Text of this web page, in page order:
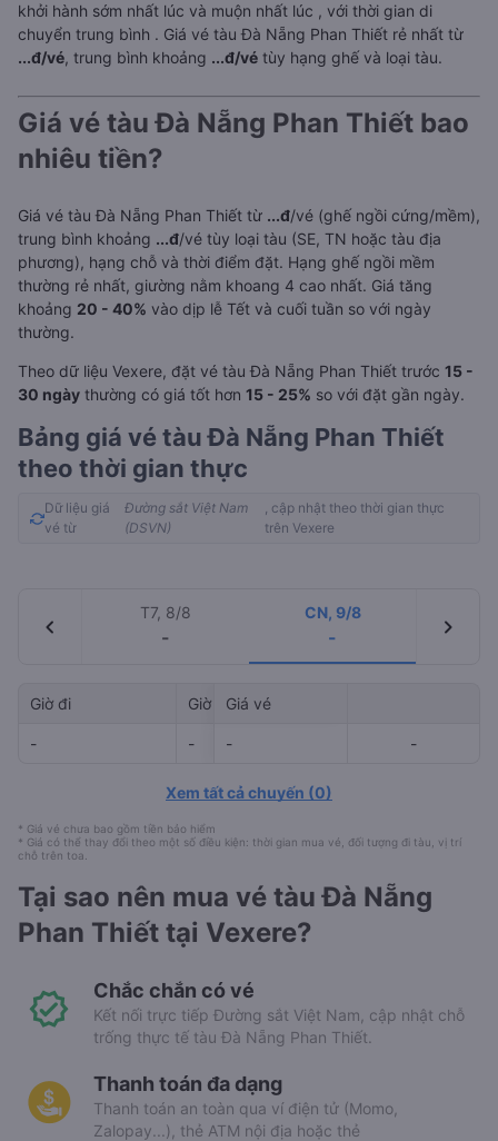
khởi hành sớm nhất lúc và muộn nhất lúc , với thời gian di
chuyển trung bình . Giá vé tàu Đà Nẵng Phan Thiết rẻ nhất từ
...đ/vé, trung bình khoảng ...đ/vé tùy hạng ghế và loại tàu.
Giá vé tàu Đà Nẵng Phan Thiết bao
nhiêu tiền?
Giá vé tàu Đà Nẵng Phan Thiết từ ...đ/vé (ghế ngồi cứng/mềm),
trung bình khoảng ...đ/vé tùy loại tàu (SE, TN hoặc tàu địa
phương), hạng chỗ và thời điểm đặt. Hạng ghế ngồi mềm
thường rẻ nhất, giường nằm khoang 4 cao nhất. Giá tăng
khoảng 20 - 40% vào dịp lễ Tết và cuối tuần so với ngày
thường.
Theo dữ liệu Vexere, đặt vé tàu Đà Nẵng Phan Thiết trước 15 -
30 ngày thường có giá tốt hơn 15 - 25% so với đặt gần ngày.
Bảng giá vé tàu Đà Nẵng Phan Thiết
theo thời gian thực
Dữ liệu giá
vé từ
Đường sắt Việt Nam
(DSVN)
, cập nhật theo thời gian thực
trên Vexere
chevron_left
T7, 8/8
-
CN, 9/8
- chevron_right
Giờ đi Giờ đếnGiá vé
- - - -
-
Xem tất cả chuyến (0)
* Giá vé chưa bao gồm tiền bảo hiểm
* Giá có thể thay đổi theo một số điều kiện: thời gian mua vé, đối tượng đi tàu, vị trí
chỗ trên toa.
Tại sao nên mua vé tàu Đà Nẵng
Phan Thiết tại Vexere?
Chắc chắn có vé
Kết nối trực tiếp Đường sắt Việt Nam, cập nhật chỗ
trống thực tế tàu Đà Nẵng Phan Thiết.
Thanh toán đa dạng
Thanh toán an toàn qua ví điện tử (Momo,
Zalopay...), thẻ ATM nội địa hoặc thẻ